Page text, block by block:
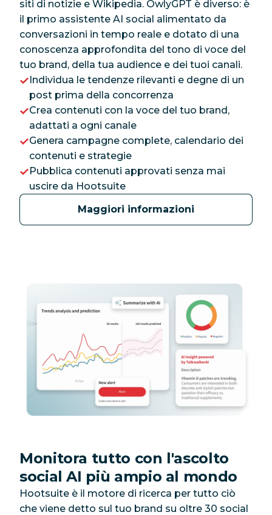
siti di notizie e Wikipedia. OwlyGPT è diverso: è
il primo assistente AI social alimentato da
conversazioni in tempo reale e dotato di una
conoscenza approfondita del tono di voce del
tuo brand, della tua audience e dei tuoi canali.
Individua le tendenze rilevanti e degne di un
post prima della concorrenza
Crea contenuti con la voce del tuo brand,
adattati a ogni canale
Genera campagne complete, calendario dei
contenuti e strategie
Pubblica contenuti approvati senza mai
uscire da Hootsuite
Maggiori informazioni
Monitora tutto con l'ascolto
social AI più ampio al mondo
Hootsuite è il motore di ricerca per tutto ciò
che viene detto sul tuo brand su oltre 30 social